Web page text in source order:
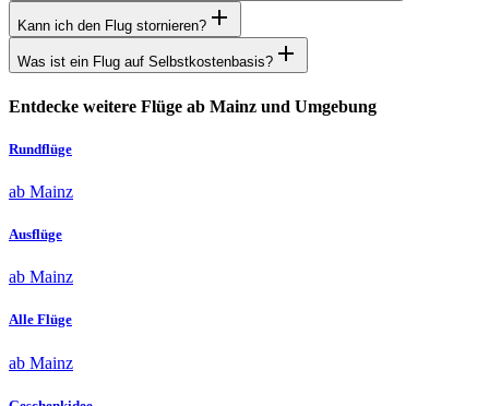
Kann ich den Flug stornieren?
Was ist ein Flug auf Selbstkostenbasis?
Entdecke weitere Flüge ab Mainz und Umgebung
Rundflüge
ab Mainz
Ausflüge
ab Mainz
Alle Flüge
ab Mainz